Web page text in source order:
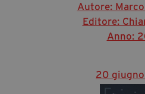
Autore:
Editore:
Anno:
20